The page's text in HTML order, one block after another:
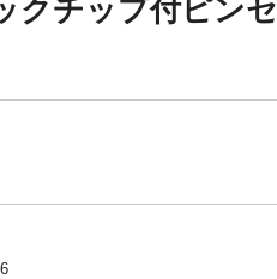
クチップ付ピンセ